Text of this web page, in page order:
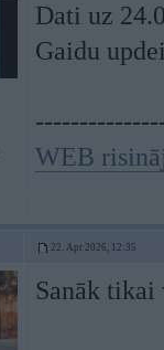
Dati uz
Gaidu
WEB
22. Apr 2026, 12:35
Sanāk